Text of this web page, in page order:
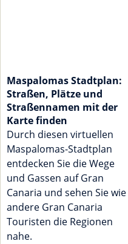
Maspalomas Stadtplan:
Straßen, Plätze und
Straßennamen mit der
Karte finden
Durch diesen virtuellen
Maspalomas-Stadtplan
entdecken Sie die Wege
und Gassen auf Gran
Canaria und sehen Sie wie
andere Gran Canaria
Touristen die Regionen
nahe.